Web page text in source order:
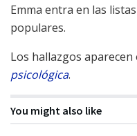
Emma entra en las
populares.
Los hallazgos aparecen
psicológica.
You might also like